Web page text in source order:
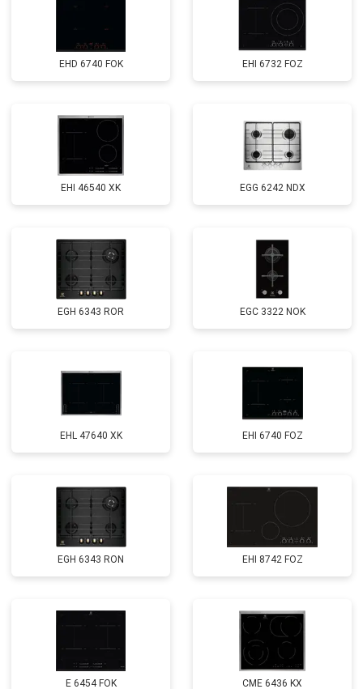
EHD 6740 FOK EHI 6732 FOZ
EHI 46540 XK EGG 6242 NDX
EGH 6343 ROR EGС 3322 NOK
EHL 47640 XK EHI 6740 FOZ
EGH 6343 RON EHI 8742 FOZ
E 6454 FOK CME 6436 KX